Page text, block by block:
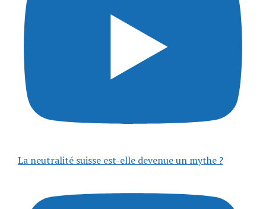
La neutralité suisse est-elle devenue un mythe ?